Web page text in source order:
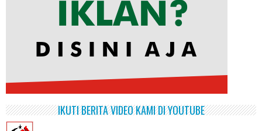
IKUTI BERITA VIDEO KAMI DI YOUTUBE